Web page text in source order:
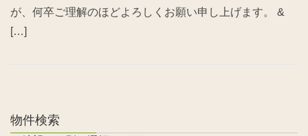
が、何卒ご理解のほどよろしくお願い申し上げます。 &
[…]
物件検索